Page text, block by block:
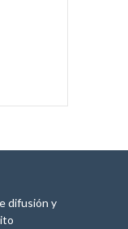
difusión y